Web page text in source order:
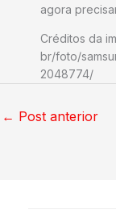
agora
Créditos da
br/foto/
2048774/
← Post anterior